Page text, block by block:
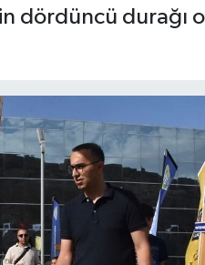
dördüncü durağı